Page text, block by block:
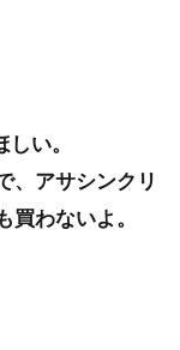
い。
、アサシンクリ
わないよ。